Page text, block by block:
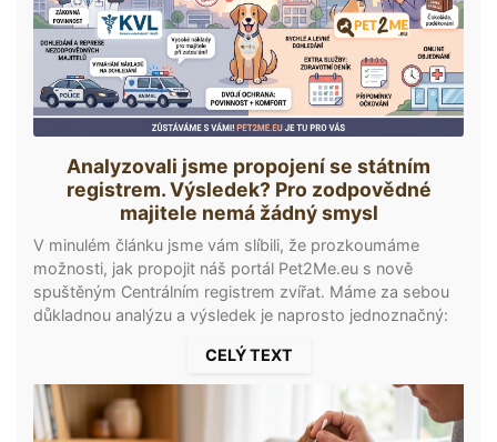
Analyzovali jsme propojení se státním
registrem. Výsledek? Pro zodpovědné
majitele nemá žádný smysl
V minulém článku jsme vám slíbili, že prozkoumáme
možnosti, jak propojit náš portál Pet2Me.eu s nově
spuštěným Centrálním registrem zvířat. Máme za sebou
důkladnou analýzu a výsledek je naprosto jednoznačný:
chovatelům, nepřinesla vůbec žádnou přidanou hodnotu.
Rozhodli jsme se proto do systému neintegrovat. Pojďme
si otevřeně říct, na co jsme přišli a proč váš pes potřebuje
medailonek Pet2Me víc než kdy jindy. Státní registr je
CELÝ TEXT